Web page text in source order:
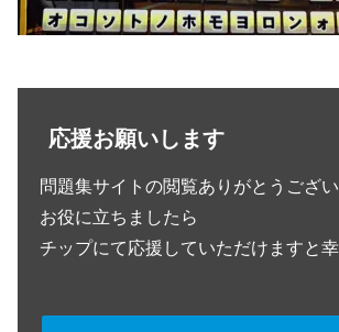
応援お願いします
問題集サイトの閲覧ありがとうござい
お役に立ちましたら
チップにて応援していただけますと幸